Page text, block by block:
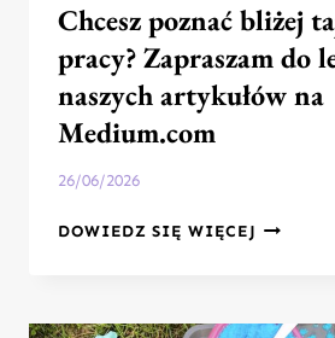
Chcesz poznać bliżej
pracy? Zapraszam do
naszych artykułów na
Medium.com
26/06/2026
DOWIEDZ SIĘ WIĘCEJ CHCESZ
NASZEJ